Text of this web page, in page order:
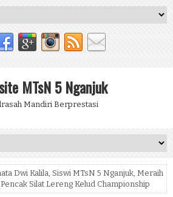
MTsN 5 Nganjuk
Mandiri Berprestasi
Dwi Kalila, Siswi MTsN 5 Nganjuk, Meraih
Silat Lereng Kelud Championship